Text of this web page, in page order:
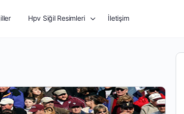
Hpv Siğil Resimleri İletişim